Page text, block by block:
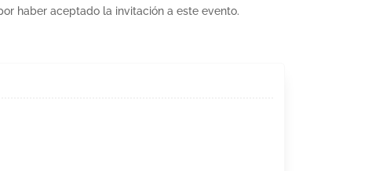
haber aceptado la invitación a este evento.